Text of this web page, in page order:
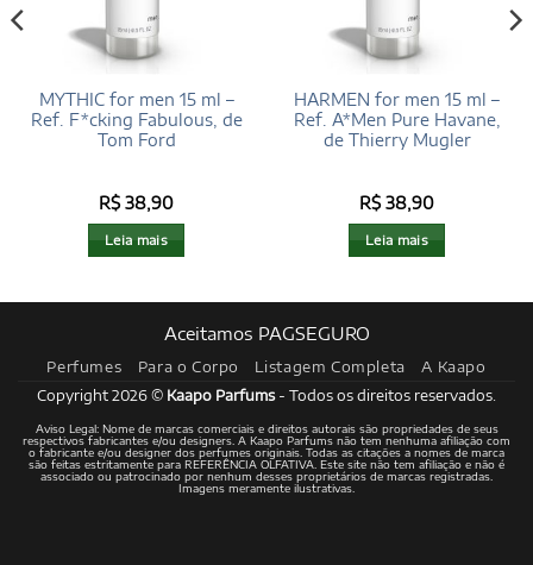
MYTHIC for men 15 ml –
Ref. F*cking Fabulous, de
Tom Ford
R$38,90
Leia mais
HARMEN for men 15 ml –
Ref. A*Men Pure Havane,
de Thierry Mugler
R$38,90
Leia mais
Aceitamos PAGSEGURO
Perfumes Para o Corpo Listagem Completa A Kaapo
Copyright 2026 © Kaapo Parfums- Todos os direitos reservados.
Aviso Legal: Nome de marcas comerciais e direitos autorais são propriedades de seus
respectivos fabricantes e/ou designers. A Kaapo Parfums não tem nenhuma afiliação com
o fabricante e/ou designer dos perfumes originais. Todas as citações a nomes de marca
são feitas estritamente para REFERÊNCIA OLFATIVA. Este site não tem afiliação e não é
associado ou patrocinado por nenhum desses proprietários de marcas registradas.
Imagens meramente ilustrativas.